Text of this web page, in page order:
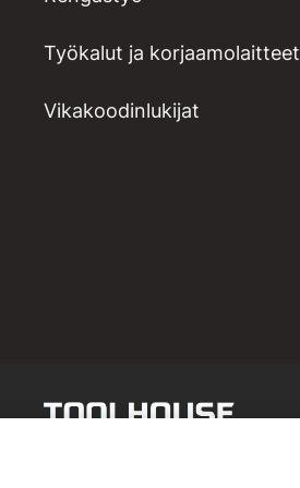
Työkalut ja korjaamolaitteet
Vikakoodinlukijat